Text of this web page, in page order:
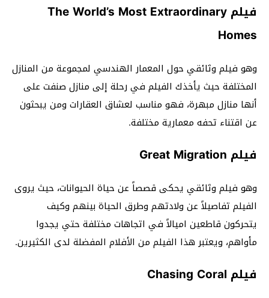
فيلم The World’s Most Extraordinary
Homes
وهو فيلم وثائقي حول المعمار الهندسي لمجموعة من المنازل
المختلفة حيث يأخذك الفيلم في رحلة إلى منازل صنفت على
أنها منازل مبهرة، فهو مناسب لعشاق العقارات ومن يبحثون
عن اقتناء تحفه معمارية مختلفة.
فيلم Great Migration
وهو فيلم وثائقي يحكى قصصاً عن حياة الحيوانات، حيث يروى
الفيلم تفاصيلاً عن ولادتهم وطرق الحياة بينهم وكيف
يتحركون قاطعين اميالاً في اتجاهات مختلفة حتي يجدوا
مأواهم، ويعتبر هذا الفيلم من الأفلام المفضلة لدى الكثيرين.
فيلم Chasing Coral